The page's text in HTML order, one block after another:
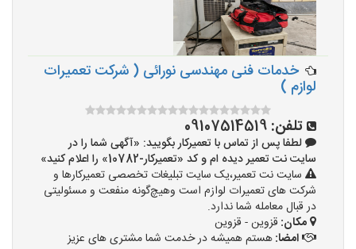
خدمات فنی مهندسی نورائی ( شرکت تعمیرات
لوازم )
تلفن: 09107514519
لطفا پس از تماس با تعمیرکار بگویید: «آگهی شما را در
سایت نت تعمیر دیده ام و کد «تعمیرکار-10782» را اعلام کنید»
سایت نت تعمیر،یک سایت تبلیغات تخصصی تعمیرکارها و
شرکت های تعمیرات لوازم است وهیچ‌گونه منفعت و مسئولیتی
در قبال معامله شما ندارد.
مکان: قزوین - قزوین
امضا:هستم همیشه در خدمت شما مشتری های عزیز